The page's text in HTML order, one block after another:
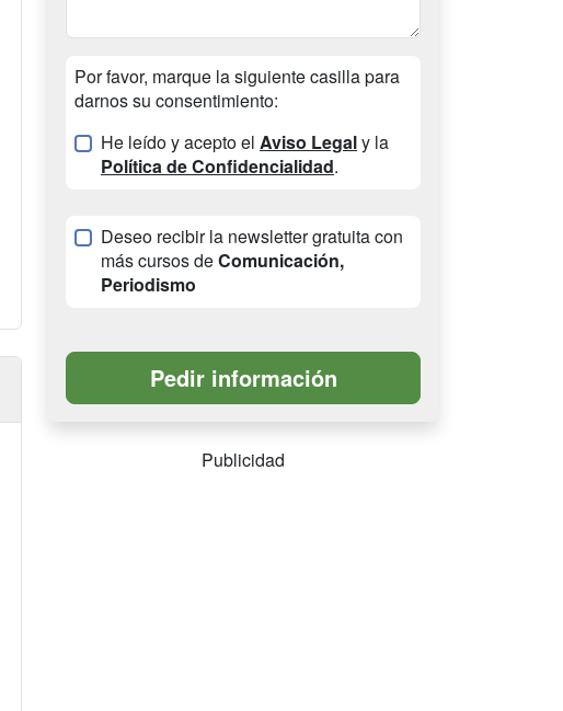
Por favor, marque la siguiente casilla para
darnos su consentimiento:
He leído y acepto el Aviso Legaly la
Política de Confidencialidad.
Deseo recibir la newsletter gratuita con
más cursos deComunicación,
Periodismo
Publicidad